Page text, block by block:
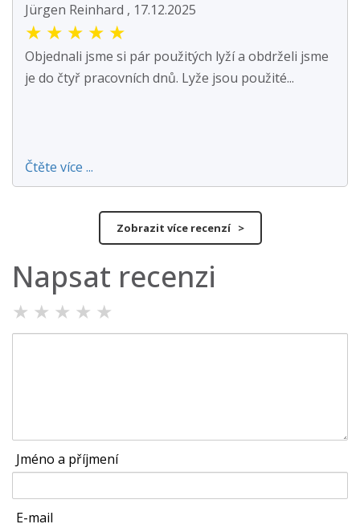
Jürgen Reinhard , 17.12.2025
★ ★ ★ ★ ★
Objednali jsme si pár použitých lyží a obdrželi jsme
je do čtyř pracovních dnů. Lyže jsou použité...
Čtěte více ...
Zobrazit více recenzí >
Napsat recenzi
★ ★ ★ ★ ★
Jméno a příjmení
E-mail